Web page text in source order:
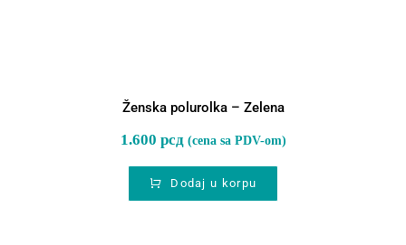
Ženska polurolka – Zelena
1.600 рсд (cena sa PDV-om)
Dodaj u korpu